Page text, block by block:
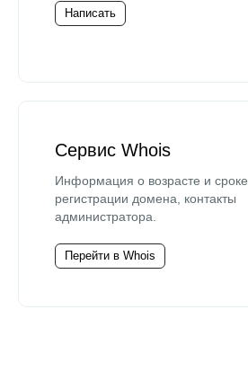
Написать
Сервис Whois
Информация о возрасте и сроке
регистрации домена, контакты
администратора.
Перейти в Whois